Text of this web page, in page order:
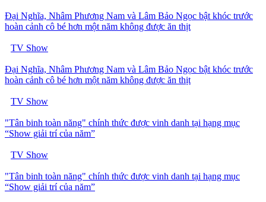
Đại Nghĩa, Nhâm Phương Nam và Lâm Bảo Ngọc bật khóc trước
hoàn cảnh cô bé hơn một năm không được ăn thịt
TV Show
Đại Nghĩa, Nhâm Phương Nam và Lâm Bảo Ngọc bật khóc trước
hoàn cảnh cô bé hơn một năm không được ăn thịt
TV Show
"Tân binh toàn năng" chính thức được vinh danh tại hạng mục
“Show giải trí của năm”
TV Show
"Tân binh toàn năng" chính thức được vinh danh tại hạng mục
“Show giải trí của năm”